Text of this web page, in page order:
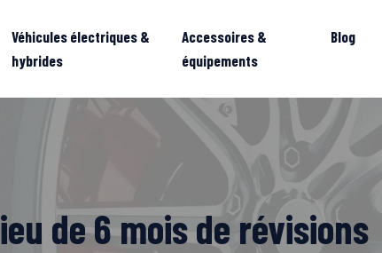
Véhicules électriques &
hybrides
Accessoires &
équipements
Blog
de 6 mois de révisions